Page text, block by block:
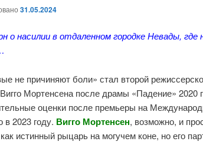
31.05.2024
о насилии в отдаленном городке Невады,
не причиняют боли» стал второй
Мортенсена после драмы «Падение» 2020
оценки после премьеры на
в 2023 году. Вигго Мортенсен, возможно, и
истинный рыцарь на могучем коне, но его